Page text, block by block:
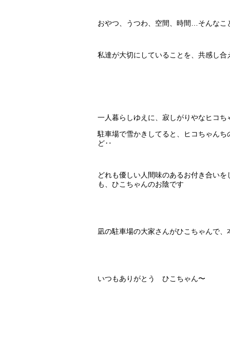
おやつ、うつわ、空間、時間…そんなこ
私達が大切にしていることを、共感し
一人暮らしゆえに、寂しがりやなヒコ
駐車場で雪かきしてると、ヒコちゃん
ど‥
どれも優しい人間味のあるお付き合い
も、ひこちゃんのお陰です
凪の駐車場の大家さんがひこちゃんで、
いつもありがとう ひこちゃん〜